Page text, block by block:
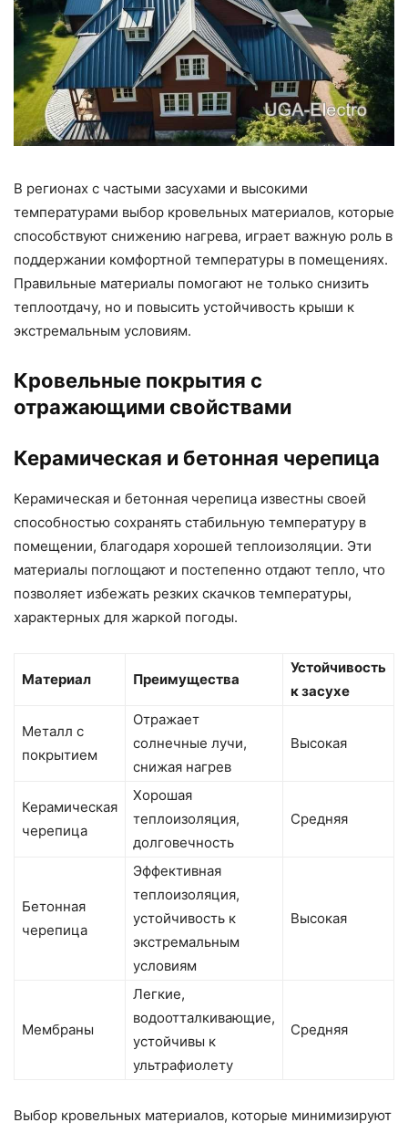
В регионах с частыми засухами и высокими
температурами выбор кровельных материалов, которые
способствуют снижению нагрева, играет важную роль в
поддержании комфортной температуры в помещениях.
Правильные материалы помогают не только снизить
теплоотдачу, но и повысить устойчивость крыши к
экстремальным условиям.
Кровельные покрытия с
отражающими свойствами
Керамическая и бетонная черепица
Керамическая и бетонная черепица известны своей
способностью сохранять стабильную температуру в
помещении, благодаря хорошей теплоизоляции. Эти
материалы поглощают и постепенно отдают тепло, что
позволяет избежать резких скачков температуры,
характерных для жаркой погоды.
Материал Преимущества
Устойчивость
к засухе
Металл с
покрытием
Отражает
солнечные лучи,
снижая нагрев
Высокая
Керамическая
черепица
Хорошая
теплоизоляция,
долговечность
Средняя
Бетонная
черепица
Эффективная
теплоизоляция,
устойчивость к
экстремальным
условиям
Высокая
Мембраны
Легкие,
водоотталкивающие,
устойчивы к
ультрафиолету
Средняя
Выбор кровельных материалов, которые минимизируют